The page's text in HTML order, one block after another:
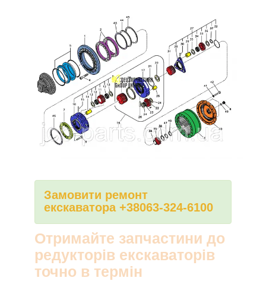
Замовити ремонт
екскаватора +38063-324-6100
Отримайте запчастини до
редукторів екскаваторів
точно в термін